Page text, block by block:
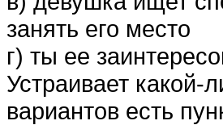
занять его место
г) ты ее
Устраивает
вариантов есть